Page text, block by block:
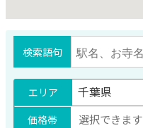
検索語句
エリア 千葉県
価格帯 選択できます